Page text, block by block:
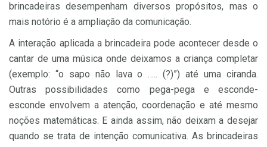
brincadeiras desempenham diversos propósitos, mas o
mais notório é a ampliação da comunicação.
A interação aplicada a brincadeira pode acontecer desde o
cantar de uma música onde deixamos a criança completar
(exemplo: “o sapo não lava o ….. (?)”) até uma ciranda.
Outras possibilidades como pega-pega e esconde-
esconde envolvem a atenção, coordenação e até mesmo
noções matemáticas. E ainda assim, não deixam a desejar
quando se trata de intenção comunicativa. As brincadeiras